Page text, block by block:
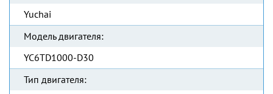
Yuchai
Модель двигателя:
YC6TD1000-D30
Тип двигателя: